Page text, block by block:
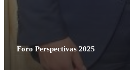
Foro Perspectivas 2025